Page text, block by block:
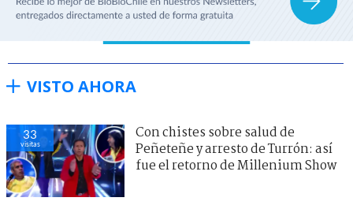
VISTO AHORA
33
visitas
Con chistes sobre salud de
Peñeteñe y arresto de Turrón: así
fue el retorno de Millenium Show